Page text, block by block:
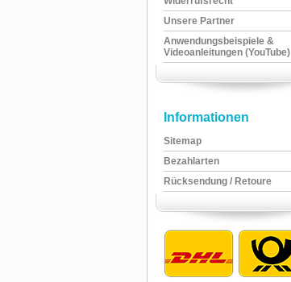
Unsere Partner
Anwendungsbeispiele &
Videoanleitungen (YouTube)
Informationen
Sitemap
Bezahlarten
Rücksendung / Retoure